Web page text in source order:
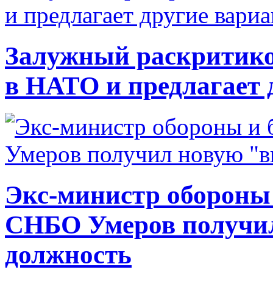
Залужный
в НАТО и предлагает
Экс-министр
СНБО Умеров
должность